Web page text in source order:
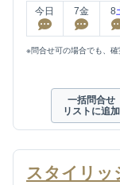
今日 7金 8
※問合せ可の場合でも、確
一括問合せ
リストに追加
スタイリッ